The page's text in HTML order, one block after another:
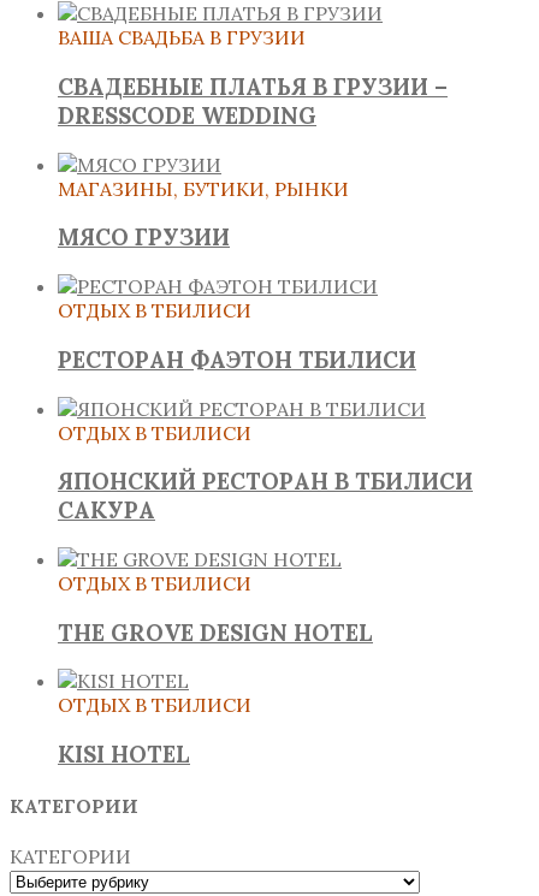
ВАША СВАДЬБА В ГРУЗИИ
СВАДЕБНЫЕ ПЛАТЬЯ В ГРУЗИИ –
DRESSCODE WEDDING
МАГАЗИНЫ, БУТИКИ, РЫНКИ
МЯСО ГРУЗИИ
ОТДЫХ В ТБИЛИСИ
РЕСТОРАН ФАЭТОН ТБИЛИСИ
ОТДЫХ В ТБИЛИСИ
ЯПОНСКИЙ РЕСТОРАН В ТБИЛИСИ
САКУРА
ОТДЫХ В ТБИЛИСИ
THE GROVE DESIGN HOTEL
ОТДЫХ В ТБИЛИСИ
KISI HOTEL
КАТЕГОРИИ
КАТЕГОРИИ